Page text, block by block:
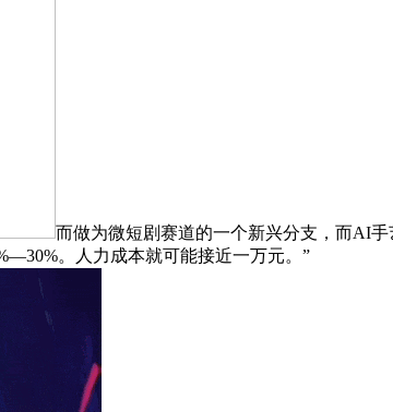
而做为微短剧赛道的一个新兴分支，而AI
。人力成本就可能接近一万元。”